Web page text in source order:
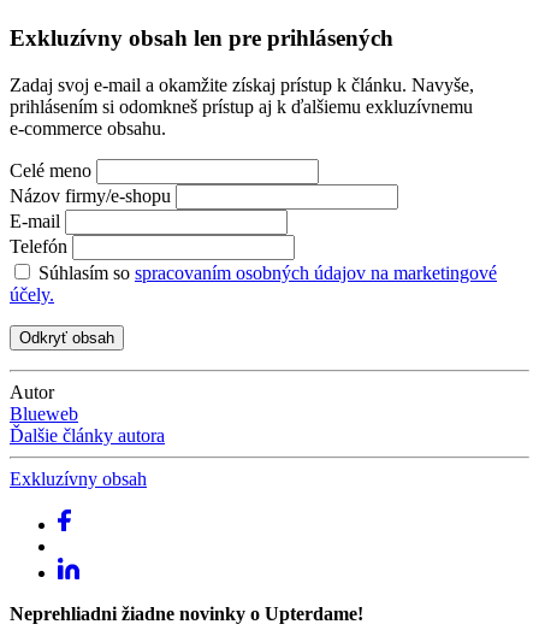
Exkluzívny obsah len pre prihlásených
Zadaj svoj e-mail a okamžite získaj prístup k článku. Navyše,
prihlásením si odomkneš prístup aj k ďalšiemu exkluzívnemu
e‑commerce obsahu.
Celé meno
Názov firmy/e-shopu
E-mail
Telefón
Súhlasím so spracovaním osobných údajov na marketingové
účely.
Autor
Blueweb
Ďalšie články autora
Exkluzívny obsah
Neprehliadni žiadne novinky o Upterdame!